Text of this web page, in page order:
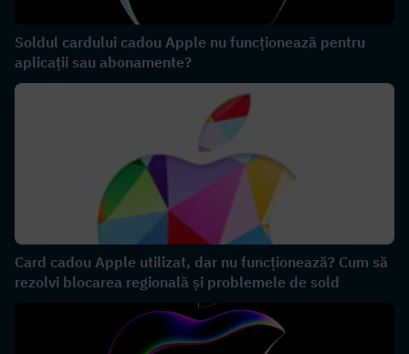
Soldul cardului cadou Apple nu funcționează pentru
aplicații sau abonamente?
Card cadou Apple utilizat, dar nu funcționează? Cum să
rezolvi blocarea regională și problemele de sold